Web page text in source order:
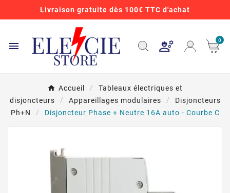
Livraison gratuite dès 100€ TTC d'achat
 0
Accueil
Tableaux électriques et
disjoncteurs
Appareillages modulaires
Disjoncteurs
Ph+N
Disjoncteur Phase + Neutre 16A auto - Courbe C